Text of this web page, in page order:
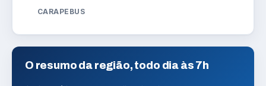
CARAPEBUS
O resumo da região, todo dia às 7h